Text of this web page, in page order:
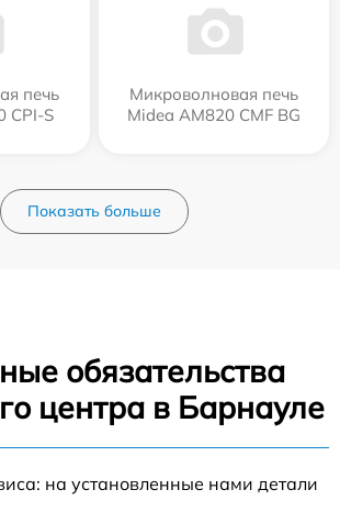
печь
CPI-S
Микроволновая печь
Midea AM820 CMF BG
Показать больше
обязательства
центра в Барнауле
на установленные нами детали